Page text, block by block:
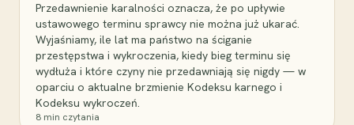
Przedawnienie karalności oznacza, że po upływie
ustawowego terminu sprawcy nie można już ukarać.
Wyjaśniamy, ile lat ma państwo na ściganie
przestępstwa i wykroczenia, kiedy bieg terminu się
wydłuża i które czyny nie przedawniają się nigdy — w
oparciu o aktualne brzmienie Kodeksu karnego i
Kodeksu wykroczeń.
8 min czytania